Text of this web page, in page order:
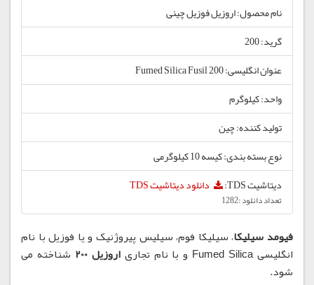
نام محصول: اروزیل فوزیل چینی
گرید: 200
عنوان انگلیسی: Fumed Silica Fusil 200
واحد: کیلوگرم
تولید کننده: چین
نوع بسته بندی: کیسه 10 کیلوگرمی
دیتاشیت TDS:
دانلود دیتاشیت TDS
تعداد دانلود :1282
فیومد سیلیکا، سیلیکا فوم، سیلیس پیروژنیک و یا فوزیل با نام
انگلیسی Fumed Silica و با نام تجاری
اروزیل 200
شناخته می
شود.